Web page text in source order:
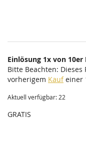
Einlösung 1x von
Bitte Beachten:
vorherigem Kaufeiner
Aktuell verfügbar: 22
GRATIS